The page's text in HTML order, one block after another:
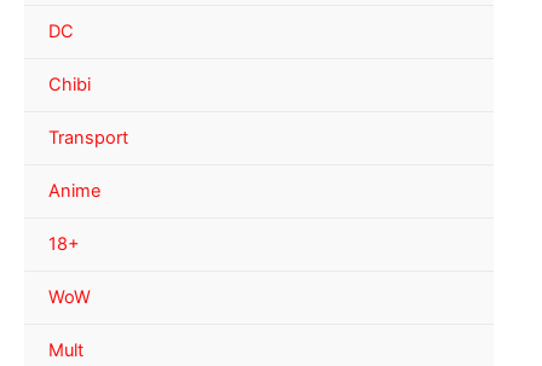
DC
Chibi
Transport
Anime
18+
WoW
Mult